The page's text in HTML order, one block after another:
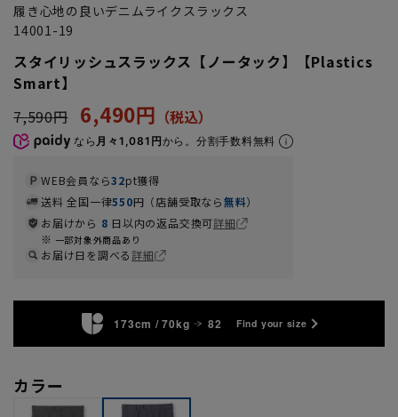
履き心地の良いデニムライクスラックス
14001-19
スタイリッシュスラックス【ノータック】【Plastics
Smart】
7,590円 6,490円
なら 月々1,081円から。分割手数料無料
WEB会員なら32pt獲得
送料 全国一律550円（店舗受取なら無料）
お届けから 8 日以内の返品交換可詳細
一部対象外商品あり
お届け日を調べる詳細
173cm / 70kg 82 Find your size
カラー